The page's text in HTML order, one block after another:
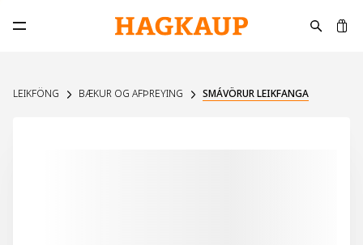
Opna aðalvalmynd
LEIKFÖNG BÆKUR OG AFÞREYING SMÁVÖRUR LEIKFANGA